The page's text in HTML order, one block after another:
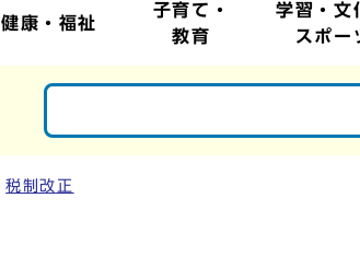
健康・福祉
子育て・
教育
学習・文
スポー
税制改正